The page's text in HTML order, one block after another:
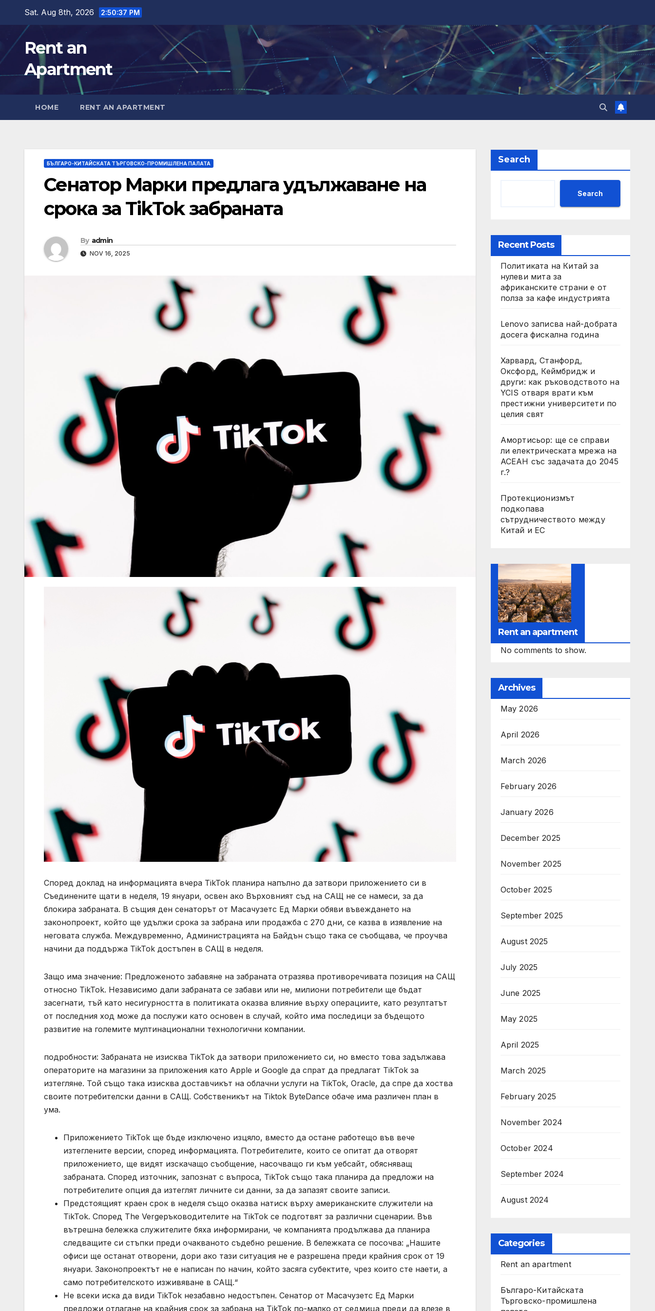
content
Sat. Aug 8th, 2026 2:50:38 PM
Rent an
Apartment
HOME RENT AN APARTMENT
БЪЛГАРО-КИТАЙСКАТА ТЪРГОВСКО-ПРОМИШЛЕНА ПАЛАТА
Сенатор Марки предлага удължаване на
срока за TikTok забраната
By admin
NOV 16, 2025
Според доклад на информацията вчера TikTok планира напълно да затвори приложението си в
Съединените щати в неделя, 19 януари, освен ако Върховният съд на САЩ не се намеси, за да
блокира забраната. В същия ден сенаторът от Масачузетс Ед Марки обяви въвеждането на
законопроект, който ще удължи срока за забрана или продажба с 270 дни, се казва в изявление на
неговата служба. Междувременно, Администрацията на Байдън също така се съобщава, че проучва
начини да поддържа TikTok достъпен в САЩ в неделя.
Защо има значение: Предложеното забавяне на забраната отразява противоречивата позиция на САЩ
относно TikTok. Независимо дали забраната се забави или не, милиони потребители ще бъдат
засегнати, тъй като несигурността в политиката оказва влияние върху операциите, като резултатът
от последния ход може да послужи като основен в случай, който има последици за бъдещото
развитие на големите мултинационални технологични компании.
подробности: Забраната не изисква TikTok да затвори приложението си, но вместо това задължава
операторите на магазини за приложения като Apple и Google да спрат да предлагат TikTok за
изтегляне. Той също така изисква доставчикът на облачни услуги на TikTok, Oracle, да спре да хоства
своите потребителски данни в САЩ. Собственикът на Tiktok ByteDance обаче има различен план в
ума.
Приложението TikTok ще бъде изключено изцяло, вместо да остане работещо във вече
изтеглените версии, според информацията. Потребителите, които се опитат да отворят
приложението, ще видят изскачащо съобщение, насочващо ги към уебсайт, обясняващ
забраната. Според източник, запознат с въпроса, TikTok също така планира да предложи на
потребителите опция да изтеглят личните си данни, за да запазят своите записи.
Предстоящият краен срок в неделя също оказва натиск върху американските служители на
TikTok. Според The Vergeръководителите на TikTok се подготвят за различни сценарии. Във
вътрешна бележка служителите бяха информирани, че компанията продължава да планира
следващите си стъпки преди очакваното съдебно решение. В бележката се посочва: „Нашите
офиси ще останат отворени, дори ако тази ситуация не е разрешена преди крайния срок от 19
януари. Законопроектът не е написан по начин, който засяга субектите, чрез които сте наети, а
само потребителското изживяване в САЩ.“
Не всеки иска да види TikTok незабавно недостъпен. Сенатор от Масачузетс Ед Марки
предложи отлагане на крайния срок за забрана на TikTok по-малко от седмица преди да влезе в
Search
Search
Recent Posts
Политиката на Китай за
нулеви мита за
африканските страни е от
полза за кафе индустрията
Lenovo записва най-добрата
досега фискална година
Харвард, Станфорд,
Оксфорд, Кеймбридж и
други: как ръководството на
YCIS отваря врати към
престижни университети по
целия свят
Амортисьор: ще се справи
ли електрическата мрежа на
АСЕАН със задачата до 2045
г.?
Протекционизмът
подкопава
сътрудничеството между
Китай и ЕС
Rent an apartment
No comments to show.
Archives
May 2026
April 2026
March 2026
February 2026
January 2026
December 2025
November 2025
October 2025
September 2025
August 2025
July 2025
June 2025
May 2025
April 2025
March 2025
February 2025
November 2024
October 2024
September 2024
August 2024
Categories
Rent an apartment
Българо-Китайската
Търговско-промишлена